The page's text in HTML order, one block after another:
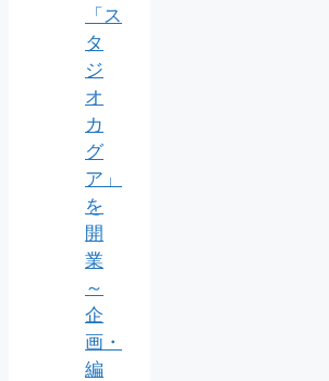
「ス
タ
ジ
オ
カ
グ
ア」
を
開
業
～
企
画・
編